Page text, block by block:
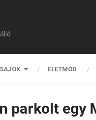
ÉLETMÓD
parkolt egy